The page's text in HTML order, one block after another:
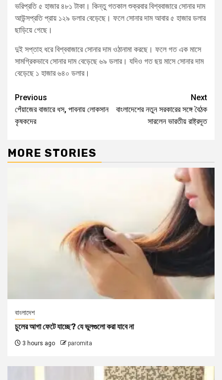
ভরিপ্রতি ৫ হাজার ৪৮১ টাকা। কিন্তু গতকাল শুক্রবার বিশ্ববাজারে সোনার দাম
আউন্সপ্রতি প্রায় ১২৯ ডলার বেড়েছে। ফলে সোনার দাম আবার ৫ হাজার ডলার
ছাড়িয়ে গেছে।
দুই সপ্তাহ ধরে বিশ্ববাজারে সোনার দাম ওঠানামা করছে। ফলে গত এক মাসে
সামগ্রিকভাবে সোনার দাম বেড়েছে ৬৯ ডলার। যদিও গত ছয় মাসে সোনার দাম
বেড়েছে ১ হাজার ৬৪০ ডলার।
Previous
পেঁয়াজের বাজারে ধস, পাবনায় লোকসান
কৃষকদের
Next
বাংলাদেশের নতুন সরকারের সঙ্গে বৈঠক
সারলেন ভারতীয় রাষ্ট্রদূত
MORE STORIES
বাংলাদেশ
চুলের আগা ফেটে যাচ্ছে? যে ভুলগুলো করা যাবে না
3 hours ago paromita